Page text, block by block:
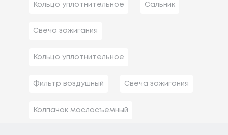
Кольцо уплотнительное Сальник
Свеча зажигания
Кольцо уплотнительное
Фильтр воздушный Свеча зажигания
Колпачок маслосъемный